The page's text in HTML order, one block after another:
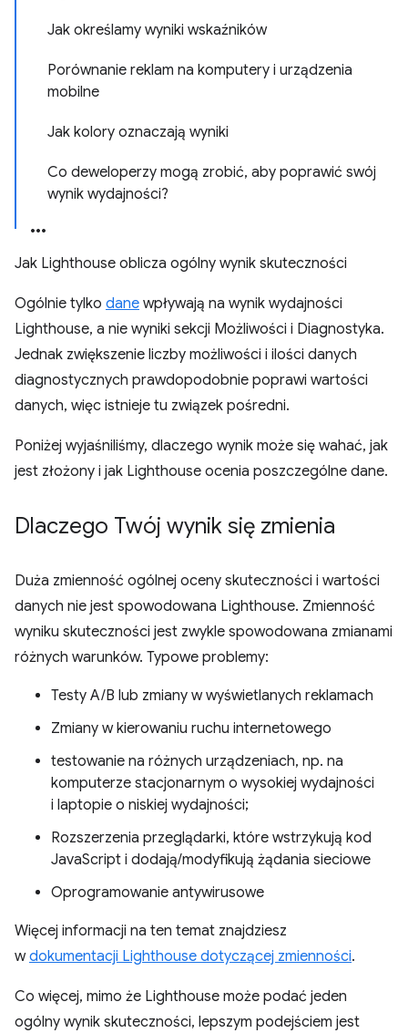
Jak określamy wyniki wskaźników
Porównanie reklam na komputery i urządzenia
mobilne
Jak kolory oznaczają wyniki
Co deweloperzy mogą zrobić, aby poprawić swój
wynik wydajności?
Jak Lighthouse oblicza ogólny wynik skuteczności
Ogólnie tylko dane wpływają na wynik wydajności
Lighthouse, a nie wyniki sekcji Możliwości i Diagnostyka.
Jednak zwiększenie liczby możliwości i ilości danych
diagnostycznych prawdopodobnie poprawi wartości
danych, więc istnieje tu związek pośredni.
Poniżej wyjaśniliśmy, dlaczego wynik może się wahać, jak
jest złożony i jak Lighthouse ocenia poszczególne dane.
Dlaczego Twój wynik się zmienia
Duża zmienność ogólnej oceny skuteczności i wartości
danych nie jest spowodowana Lighthouse. Zmienność
wyniku skuteczności jest zwykle spowodowana zmianami
różnych warunków. Typowe problemy:
Testy A/B lub zmiany w wyświetlanych reklamach
Zmiany w kierowaniu ruchu internetowego
testowanie na różnych urządzeniach, np. na
komputerze stacjonarnym o wysokiej wydajności
i laptopie o niskiej wydajności;
Rozszerzenia przeglądarki, które wstrzykują kod
JavaScript i dodają/modyfikują żądania sieciowe
Oprogramowanie antywirusowe
Więcej informacji na ten temat znajdziesz
wdokumentacji Lighthouse dotyczącej zmienności.
Co więcej, mimo że Lighthouse może podać jeden
ogólny wynik skuteczności, lepszym podejściem jest